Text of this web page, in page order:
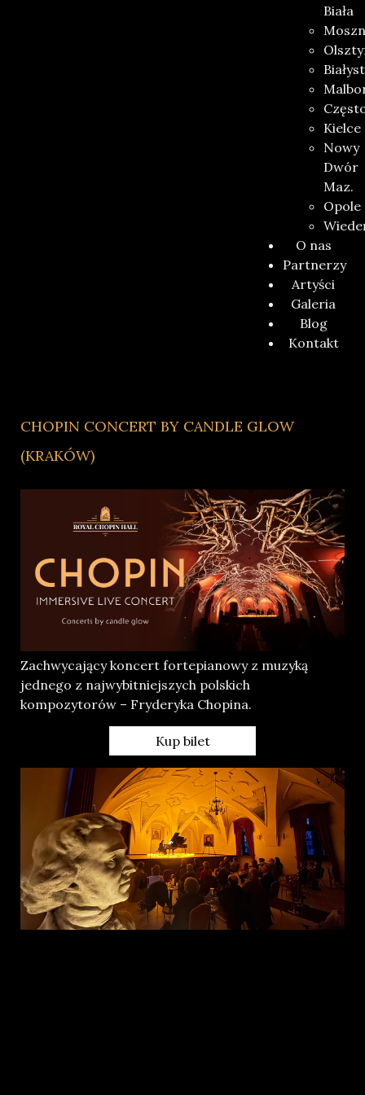
Biała
Kielce
Nowy
Dwór
Maz.
Opole
O nas
Partnerzy
Artyści
Galeria
Blog
Kontakt
CHOPIN CONCERT BY CANDLE GLOW
(KRAKÓW)
Zachwycający koncert fortepianowy z muzyką
jednego z najwybitniejszych polskich
kompozytorów – Fryderyka Chopina.
Kup bilet